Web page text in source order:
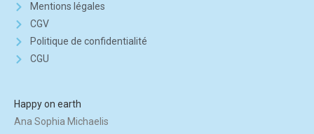
Mentions légales
CGV
Politique de confidentialité
CGU
Happy on earth
Ana Sophia Michaelis